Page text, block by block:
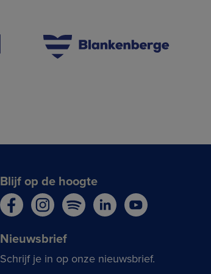
Blijf op de hoogte
Nieuwsbrief
Schrijf je in op onze nieuwsbrief.